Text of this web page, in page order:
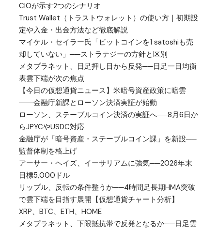
CIOが示す2つのシナリオ
Trust Wallet（トラストウォレット）の使い方｜初期設
定や入金・出金方法など徹底解説
マイケル・セイラー氏「ビットコインを1 satoshiも売
却していない」──ストラテジーの方針と区別
メタプラネット、日足押し目から反発──日足一目均衡
表雲下端が次の焦点
【今日の仮想通貨ニュース】米暗号資産政策に暗雲
――金融庁新課とローソン決済実証が始動
ローソン、ステーブルコイン決済の実証へ──8月6日か
らJPYCやUSDC対応
金融庁が「暗号資産・ステーブルコイン課」を新設──
監督体制を格上げ
アーサー・ヘイズ、イーサリアムに強気──2026年末
目標5,000ドル
リップル、反転の条件整うか──4時間足長期HMA突破
で雲下端を目指す展開【仮想通貨チャート分析】
XRP、BTC、ETH、HOME
メタプラネット、下限抵抗帯で反発となるか──日足雲